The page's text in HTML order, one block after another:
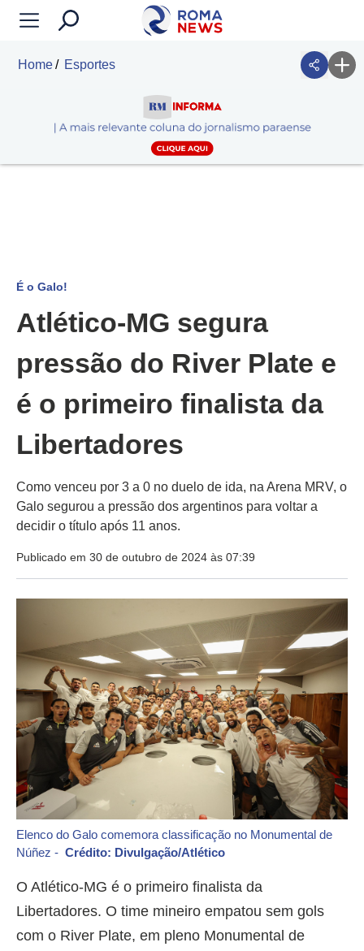
Home Esportes
É o Galo!
Atlético-MG segura
pressão do River Plate e
é o primeiro finalista da
Libertadores
Como venceu por 3 a 0 no duelo de ida, na Arena MRV, o
Galo segurou a pressão dos argentinos para voltar a
decidir o título após 11 anos.
Publicado em 30 de outubro de 2024 às 07:39
Elenco do Galo comemora classificação no Monumental de
Núñez - Crédito: Divulgação/Atlético
O Atlético-MG é o primeiro finalista da
Libertadores. O time mineiro empatou sem gols
com o River Plate, em pleno Monumental de